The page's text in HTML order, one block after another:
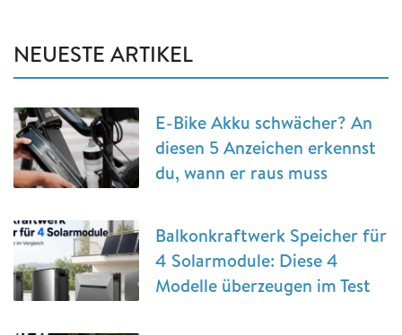
NEUESTE ARTIKEL
E-Bike Akku schwächer? An
diesen 5 Anzeichen erkennst
du, wann er raus muss
Balkonkraftwerk Speicher für
4 Solarmodule: Diese 4
Modelle überzeugen im Test